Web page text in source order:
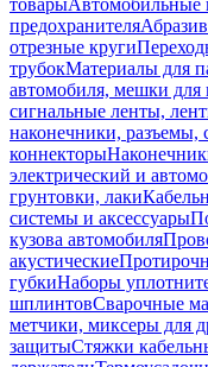
товарыАвтомобильные
предохранителя
отрезные круги
трубокМатериалы для
автомобиля, мешки для
сигнальные ленты,
наконечники, разъемы,
коннекторы
электрический и
грунтовки, лаки
системы и аксессуары
кузова автомобиля
акустические
губкиНаборы
шплинтовСварочные
метчики, миксеры для
защитыСтяжки